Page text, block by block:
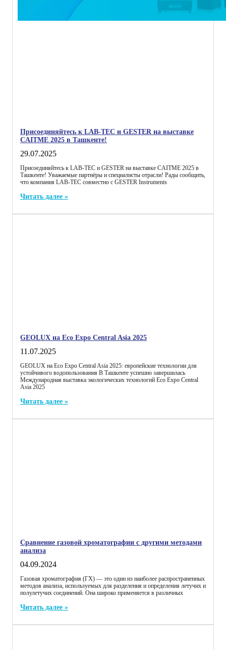
Присоединяйтесь к LAB-TEC и GESTER на выставке
CAITME 2025 в Ташкенте!
29.07.2025
Присоединяйтесь к LAB-TEC и GESTER на выставке CAITME 2025 в
Ташкенте! Уважаемые партнёры и специалисты отрасли! Рады сообщить,
что компания LAB-TEC совместно с GESTER Instruments
Читать далее »
GEOLUX на Eco Expo Central Asia 2025
11.07.2025
GEOLUX на Eco Expo Central Asia 2025: европейские технологии для
устойчивого водопользования В Ташкенте успешно завершилась
Международная выставка экологических технологий Eco Expo Central
Asia 2025
Читать далее »
Сравнение газовой хроматографии с другими методами
анализа
04.09.2024
Газовая хроматография (ГХ) — это один из наиболее распространенных
методов анализа, используемых для разделения и определения летучих и
полулетучих соединений. Она широко применяется в различных
Читать далее »